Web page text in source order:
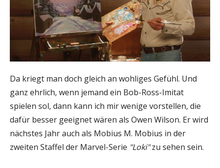
Da kriegt man doch gleich an wohliges Gefühl. Und
ganz ehrlich, wenn jemand ein Bob-Ross-Imitat
spielen sol, dann kann ich mir wenige vorstellen, die
dafür besser geeignet wären als Owen Wilson. Er wird
nächstes Jahr auch als Mobius M. Mobius in der
zweiten Staffel der Marvel-Serie "Loki"zu sehen sein.